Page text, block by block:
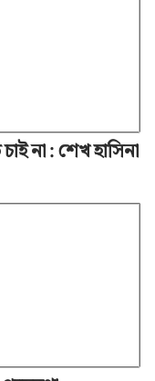
না : শেখ হাসিনা